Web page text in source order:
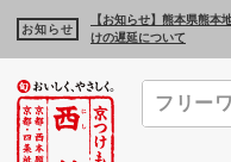
お知らせ
【お知らせ】熊本県熊本
けの遅延について